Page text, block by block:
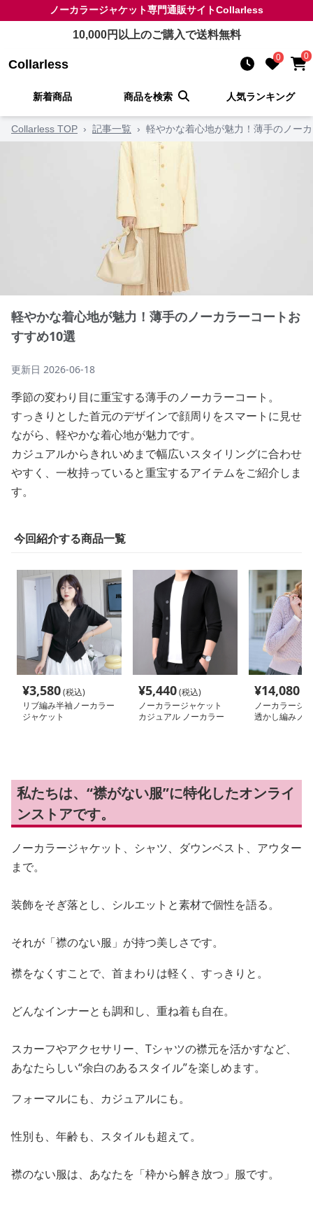
ノーカラージャケット専門通販サイトCollarless
10,000円以上のご購入で送料無料
Collarless 0 0
新着商品 商品を検索 人気ランキング
Collarless TOP › 記事一覧 › 軽やかな着心地が魅力！薄手のノー
軽やかな着心地が魅力！薄手のノーカラーコートお
すすめ10選
更新日 2026-06-18
季節の変わり目に重宝する薄手のノーカラーコート。
すっきりとした首元のデザインで顔周りをスマートに見せ
ながら、軽やかな着心地が魅力です。
カジュアルからきれいめまで幅広いスタイリングに合わせ
やすく、一枚持っていると重宝するアイテムをご紹介しま
す。
今回紹介する商品一覧
¥3,580(税込)
リブ編み半袖ノーカラー
ジャケット
¥5,440(税込)
ノーカラージャケット
カジュアル ノーカラー
¥14,080
ノーカラージ
透かし編みノ
私たちは、“襟がない服”に特化したオンライ
ンストアです。
ノーカラージャケット、シャツ、ダウンベスト、アウター
まで。
装飾をそぎ落とし、シルエットと素材で個性を語る。
それが「襟のない服」が持つ美しさです。
襟をなくすことで、首まわりは軽く、すっきりと。
どんなインナーとも調和し、重ね着も自在。
スカーフやアクセサリー、Tシャツの襟元を活かすなど、
あなたらしい“余白のあるスタイル”を楽しめます。
フォーマルにも、カジュアルにも。
性別も、年齢も、スタイルも超えて。
襟のない服は、あなたを「枠から解き放つ」服です。